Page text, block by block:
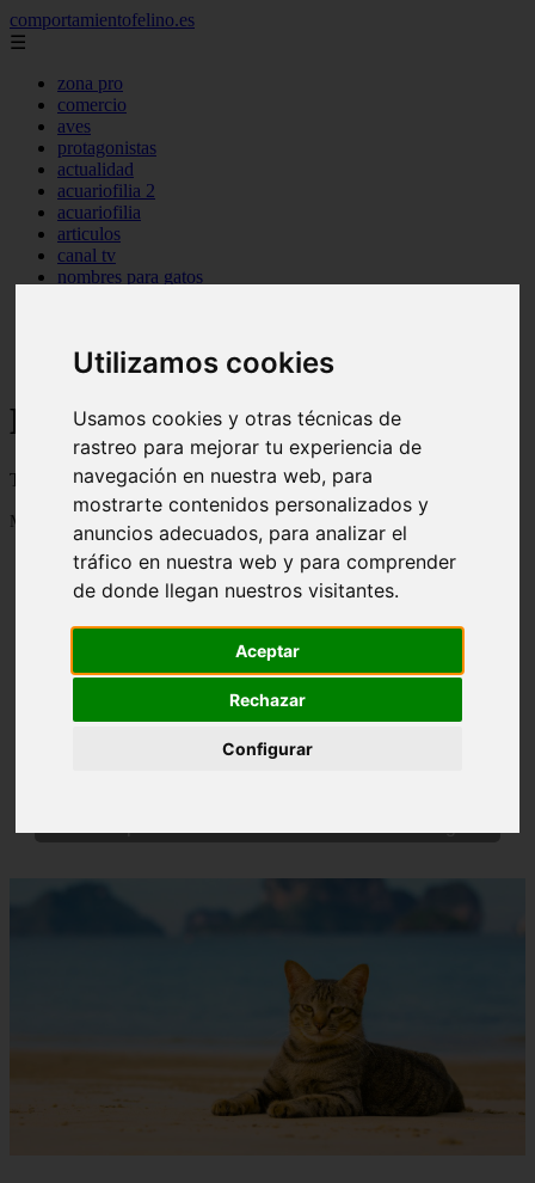
Utilizamos cookies
Usamos cookies y otras técnicas de
rastreo para mejorar tu experiencia de
navegación en nuestra web, para
mostrarte contenidos personalizados y
anuncios adecuados, para analizar el
tráfico en nuestra web y para comprender
de donde llegan nuestros visitantes.
Aceptar
Rechazar
Configurar
comportamientofelino.es
☰
zona pro
comercio
aves
protagonistas
actualidad
acuariofilia 2
acuariofilia
articulos
canal tv
nombres para gatos
zona pro
Blog sobre gatos
Todo sobre gatos, nombres de gatos y razas de gatos
Mostrando 1 - 24 de 2799 artículos